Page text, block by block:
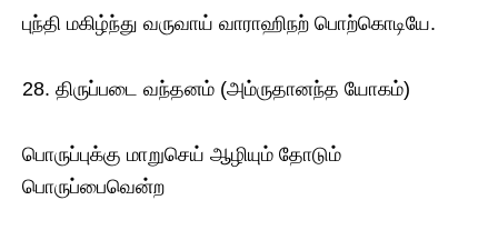
புந்தி மகிழ்ந்து வருவாய் வாராஹிநற் பொற்கொடியே.
28. திருப்படை வந்தனம் (அம்ருதானந்த யோகம்)
பொருப்புக்கு மாறுசெய் ஆழியும் தோடும்
பொருப்பைவென்ற